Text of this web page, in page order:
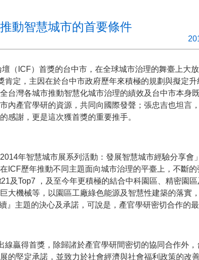
動智慧城市的首要條件
壇（ICF）首獎的台中市，在全球城市治理的舞臺上大
定，主因在於台中市政府歷年來積極的規劃與擬定升
台灣各城市推動智慧化城市治理的績效及台中市本身
內產官學研的資源，共同向國際發聲；張忠吉也坦言
感謝，更是這次獲首獎的重要推手。
年智慧城市展系列活動：發展智慧城市經驗分享會
ICF歷年推動不同主題面向城市治理的平臺上，不斷
及Top7 ，及至今年更積極的結合中科園區、精密園
大機械等，以園區工廠綠色能源及智慧性建築的落實
』主題的決心及承諾，可說是，產官學研密切合作的最
線贏得首獎，除歸諸於產官學研間密切的協同合作外
的堅定承諾，並致力於社會經濟與社會福利政策的改